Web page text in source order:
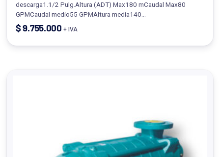
descarga1.1/2 Pulg.Altura (ADT) Max180 mCaudal Max80
GPMCaudal medio55 GPMAltura media140…
$9.755.000 + IVA